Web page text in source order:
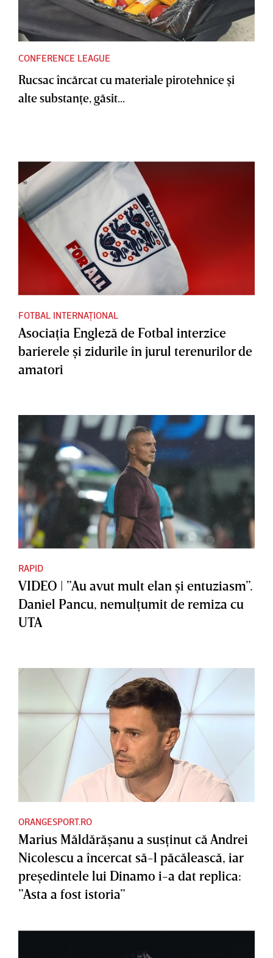
CONFERENCE LEAGUE
Rucsac încărcat cu materiale pirotehnice şi
alte substanţe, găsit...
FOTBAL INTERNAȚIONAL
Asociaţia Engleză de Fotbal interzice
barierele şi zidurile în jurul terenurilor de
amatori
RAPID
VIDEO | ”Au avut mult elan şi entuziasm”.
Daniel Pancu, nemulţumit de remiza cu
UTA
ORANGESPORT.RO
Marius Măldărăşanu a susţinut că Andrei
Nicolescu a încercat să-l păcălească, iar
preşedintele lui Dinamo i-a dat replica:
”Asta a fost istoria”